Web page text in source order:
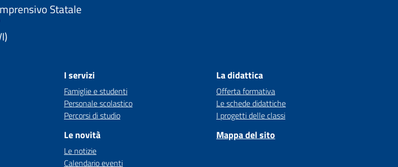
Statale
I servizi
Famiglie e studenti
Personale scolastico
Percorsi di studio
Le novità
Le notizie
Calendario eventi
La didattica
Offerta formativa
Le schede didattiche
I progetti delle classi
Mappa del sito